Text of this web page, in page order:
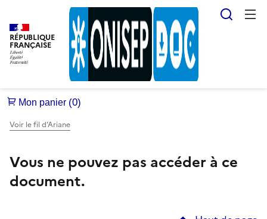
RÉPUBLIQUE
FRANÇAISE
Voir le fil d’Ariane
Vous ne pouvez pas accéder à ce
document.